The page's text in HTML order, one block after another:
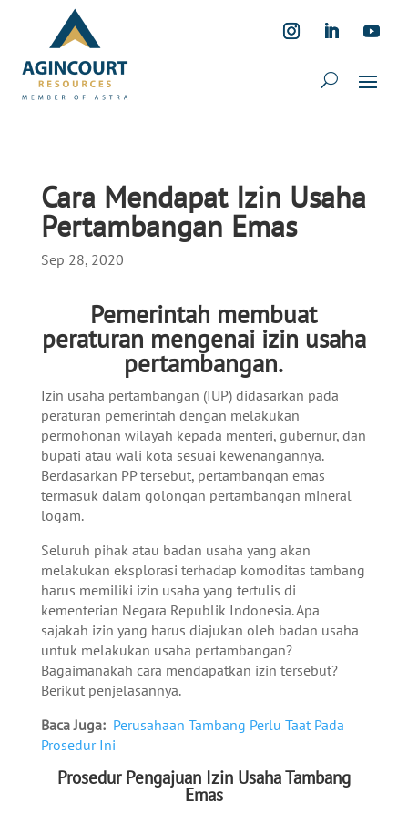
Cara Mendapat Izin Usaha
Pertambangan Emas
Sep 28, 2020
Pemerintah membuat
peraturan mengenai izin usaha
pertambangan.
Izin usaha pertambangan (IUP) didasarkan pada
peraturan pemerintah dengan melakukan
permohonan wilayah kepada menteri, gubernur, dan
bupati atau wali kota sesuai kewenangannya.
Berdasarkan PP tersebut, pertambangan emas
termasuk dalam golongan pertambangan mineral
logam.
Seluruh pihak atau badan usaha yang akan
melakukan eksplorasi terhadap komoditas tambang
harus memiliki izin usaha yang tertulis di
kementerian Negara Republik Indonesia. Apa
sajakah izin yang harus diajukan oleh badan usaha
untuk melakukan usaha pertambangan?
Bagaimanakah cara mendapatkan izin tersebut?
Berikut penjelasannya.
Baca Juga: Perusahaan Tambang Perlu Taat Pada
Prosedur Ini
Prosedur Pengajuan Izin Usaha Tambang
Emas